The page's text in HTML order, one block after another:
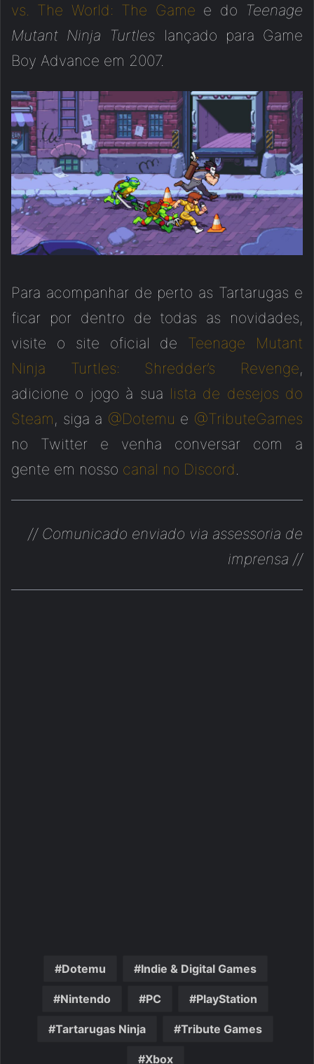
vs. The World: The Game e do Teenage
Mutant Ninja Turtles lançado para Game
Boy Advance em 2007.
Para acompanhar de perto as Tartarugas e
ficar por dentro de todas as novidades,
visite o site oficial de Teenage Mutant
Ninja Turtles: Shredder’s Revenge,
adicione o jogo à sua lista de desejos do
Steam, siga a @Dotemu e @TributeGames
no Twitter e venha conversar com a
gente em nosso canal no Discord
// Comunicado enviado via assessoria de
imprensa //
Dotemu Indie & Digital Games
Nintendo PC PlayStation
Tartarugas Ninja Tribute Games
Xbox